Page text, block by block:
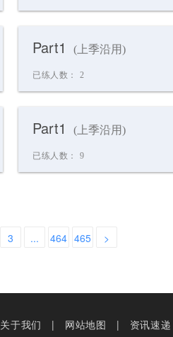
Part1 (上季沿用)
已练人数： 2
Part1 (上季沿用)
已练人数： 9
3 ... 464 465 >
关于我们 网站地图 资讯速递